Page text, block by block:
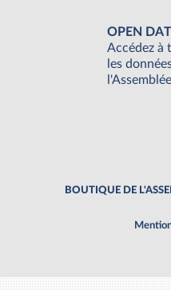
OPEN
Accédez à
les
BOUTIQUE DE